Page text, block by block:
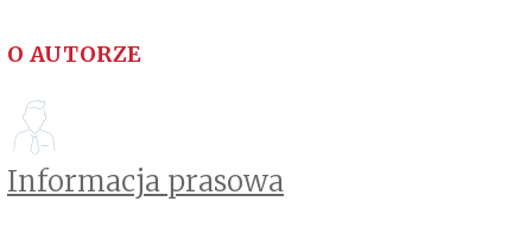
O AUTORZE
Informacja prasowa